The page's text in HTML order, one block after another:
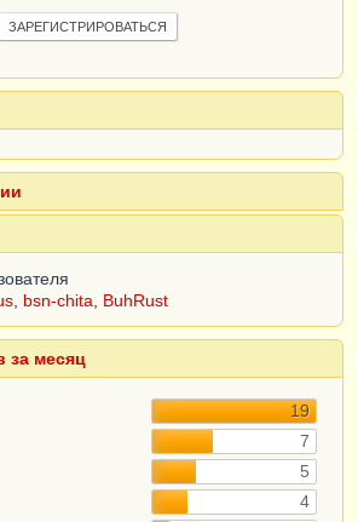
ЗАРЕГИСТРИРОВАТЬСЯ
, bsn-chita, BuhRust
за месяц
19
7
5
4